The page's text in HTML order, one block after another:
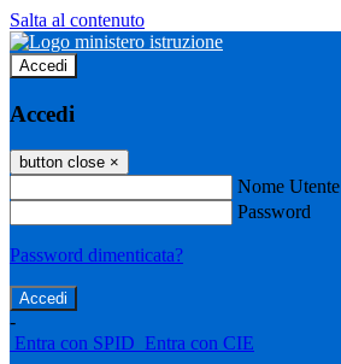
Salta al contenuto
Accedi
Accedi
button close ×
Nome Utente
Password
Password dimenticata?
-
Entra con SPID Entra con CIE